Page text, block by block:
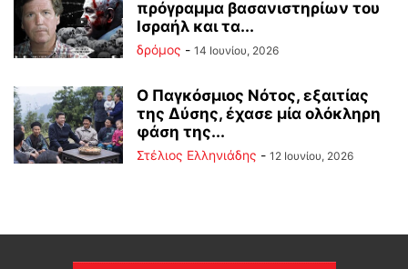
πρόγραμμα βασανιστηρίων του
Ισραήλ και τα...
δρόμος - 14 Ιουνίου, 2026
Ο Παγκόσμιος Νότος, εξαιτίας
της Δύσης, έχασε μία ολόκληρη
φάση της...
Στέλιος Ελληνιάδης - 12 Ιουνίου, 2026